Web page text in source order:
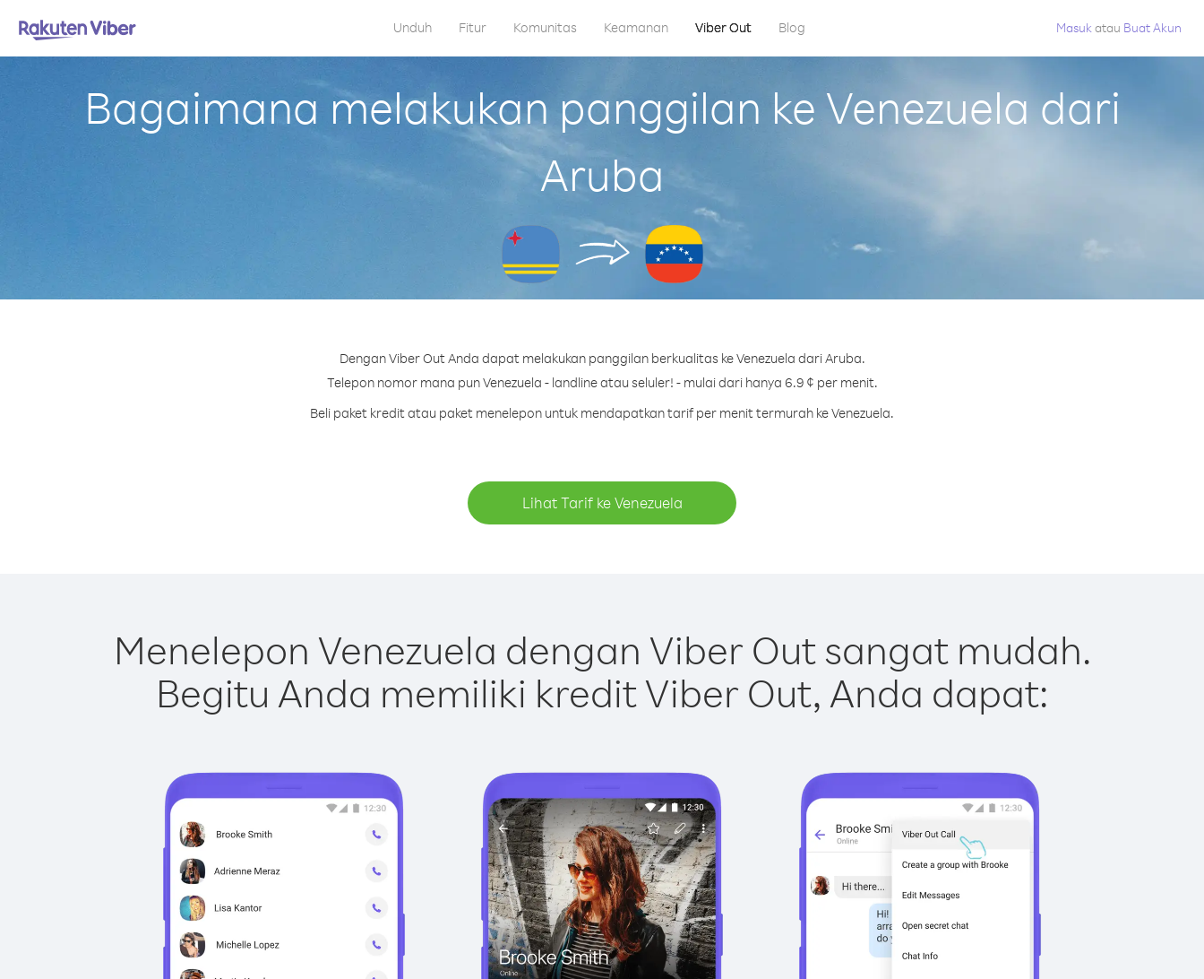
Unduh Fitur Komunitas Keamanan Viber Out Blog Masuk atau Buat Akun
Bagaimana melakukan panggilan ke Venezuela dari
Aruba
Dengan Viber Out Anda dapat melakukan panggilan berkualitas ke Venezuela dari Aruba.
Telepon nomor mana pun Venezuela - landline atau seluler! - mulai dari hanya 6.9 ¢ per menit.
Beli paket kredit atau paket menelepon untuk mendapatkan tarif per menit termurah ke Venezuela.
Lihat Tarif ke Venezuela
Menelepon Venezuela dengan Viber Out sangat mudah.
Begitu Anda memiliki kredit Viber Out, Anda dapat: